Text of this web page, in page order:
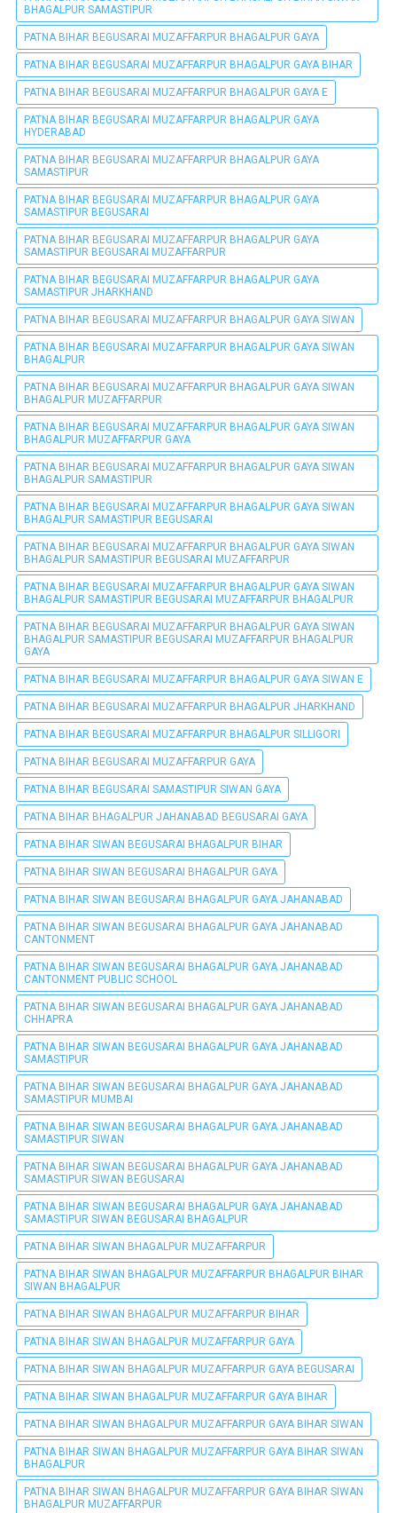
BHAGALPUR SAMASTIPUR
PATNA BIHAR BEGUSARAI MUZAFFARPUR BHAGALPUR GAYA
PATNA BIHAR BEGUSARAI MUZAFFARPUR BHAGALPUR GAYA BIHAR
PATNA BIHAR BEGUSARAI MUZAFFARPUR BHAGALPUR GAYA E
PATNA BIHAR BEGUSARAI MUZAFFARPUR BHAGALPUR GAYA
HYDERABAD
PATNA BIHAR BEGUSARAI MUZAFFARPUR BHAGALPUR GAYA
SAMASTIPUR
PATNA BIHAR BEGUSARAI MUZAFFARPUR BHAGALPUR GAYA
SAMASTIPUR BEGUSARAI
PATNA BIHAR BEGUSARAI MUZAFFARPUR BHAGALPUR GAYA
SAMASTIPUR BEGUSARAI MUZAFFARPUR
PATNA BIHAR BEGUSARAI MUZAFFARPUR BHAGALPUR GAYA
SAMASTIPUR JHARKHAND
PATNA BIHAR BEGUSARAI MUZAFFARPUR BHAGALPUR GAYA SIWAN
PATNA BIHAR BEGUSARAI MUZAFFARPUR BHAGALPUR GAYA SIWAN
BHAGALPUR
PATNA BIHAR BEGUSARAI MUZAFFARPUR BHAGALPUR GAYA SIWAN
BHAGALPUR MUZAFFARPUR
PATNA BIHAR BEGUSARAI MUZAFFARPUR BHAGALPUR GAYA SIWAN
BHAGALPUR MUZAFFARPUR GAYA
PATNA BIHAR BEGUSARAI MUZAFFARPUR BHAGALPUR GAYA SIWAN
BHAGALPUR SAMASTIPUR
PATNA BIHAR BEGUSARAI MUZAFFARPUR BHAGALPUR GAYA SIWAN
BHAGALPUR SAMASTIPUR BEGUSARAI
PATNA BIHAR BEGUSARAI MUZAFFARPUR BHAGALPUR GAYA SIWAN
BHAGALPUR SAMASTIPUR BEGUSARAI MUZAFFARPUR
PATNA BIHAR BEGUSARAI MUZAFFARPUR BHAGALPUR GAYA SIWAN
BHAGALPUR SAMASTIPUR BEGUSARAI MUZAFFARPUR BHAGALPUR
PATNA BIHAR BEGUSARAI MUZAFFARPUR BHAGALPUR GAYA SIWAN
BHAGALPUR SAMASTIPUR BEGUSARAI MUZAFFARPUR BHAGALPUR
GAYA
PATNA BIHAR BEGUSARAI MUZAFFARPUR BHAGALPUR GAYA SIWAN E
PATNA BIHAR BEGUSARAI MUZAFFARPUR BHAGALPUR JHARKHAND
PATNA BIHAR BEGUSARAI MUZAFFARPUR BHAGALPUR SILLIGORI
PATNA BIHAR BEGUSARAI MUZAFFARPUR GAYA
PATNA BIHAR BEGUSARAI SAMASTIPUR SIWAN GAYA
PATNA BIHAR BHAGALPUR JAHANABAD BEGUSARAI GAYA
PATNA BIHAR SIWAN BEGUSARAI BHAGALPUR BIHAR
PATNA BIHAR SIWAN BEGUSARAI BHAGALPUR GAYA
PATNA BIHAR SIWAN BEGUSARAI BHAGALPUR GAYA JAHANABAD
PATNA BIHAR SIWAN BEGUSARAI BHAGALPUR GAYA JAHANABAD
CANTONMENT
PATNA BIHAR SIWAN BEGUSARAI BHAGALPUR GAYA JAHANABAD
CANTONMENT PUBLIC SCHOOL
PATNA BIHAR SIWAN BEGUSARAI BHAGALPUR GAYA JAHANABAD
CHHAPRA
PATNA BIHAR SIWAN BEGUSARAI BHAGALPUR GAYA JAHANABAD
SAMASTIPUR
PATNA BIHAR SIWAN BEGUSARAI BHAGALPUR GAYA JAHANABAD
SAMASTIPUR MUMBAI
PATNA BIHAR SIWAN BEGUSARAI BHAGALPUR GAYA JAHANABAD
SAMASTIPUR SIWAN
PATNA BIHAR SIWAN BEGUSARAI BHAGALPUR GAYA JAHANABAD
SAMASTIPUR SIWAN BEGUSARAI
PATNA BIHAR SIWAN BEGUSARAI BHAGALPUR GAYA JAHANABAD
SAMASTIPUR SIWAN BEGUSARAI BHAGALPUR
PATNA BIHAR SIWAN BHAGALPUR MUZAFFARPUR
PATNA BIHAR SIWAN BHAGALPUR MUZAFFARPUR BHAGALPUR BIHAR
SIWAN BHAGALPUR
PATNA BIHAR SIWAN BHAGALPUR MUZAFFARPUR BIHAR
PATNA BIHAR SIWAN BHAGALPUR MUZAFFARPUR GAYA
PATNA BIHAR SIWAN BHAGALPUR MUZAFFARPUR GAYA BEGUSARAI
PATNA BIHAR SIWAN BHAGALPUR MUZAFFARPUR GAYA BIHAR
PATNA BIHAR SIWAN BHAGALPUR MUZAFFARPUR GAYA BIHAR SIWAN
PATNA BIHAR SIWAN BHAGALPUR MUZAFFARPUR GAYA BIHAR SIWAN
BHAGALPUR
PATNA BIHAR SIWAN BHAGALPUR MUZAFFARPUR GAYA BIHAR SIWAN
BHAGALPUR MUZAFFARPUR